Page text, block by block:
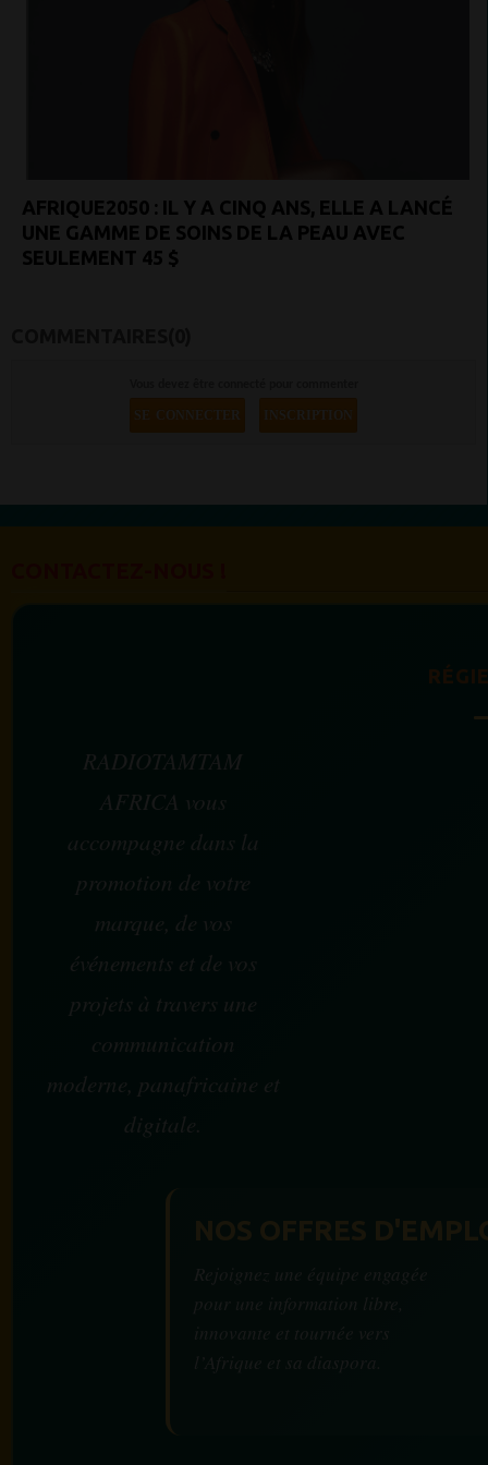
AFRIQUE2050 : IL Y A CINQ ANS, ELLE A LANCÉ
UNE GAMME DE SOINS DE LA PEAU AVEC
SEULEMENT 45 $
SE CONNECTER INSCRIPTION
RADIOTAMTAM
AFRICA vous
accompagne dans la
promotion de votre
marque, de vos
événements et de vos
projets à travers une
communication
moderne, panafricaine et
digitale.